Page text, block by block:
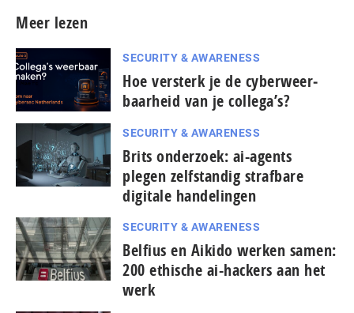
Meer lezen
SECURITY & AWARENESS
Hoe versterk je de cy­ber­weer­
baar­heid van je collega’s?
SECURITY & AWARENESS
Brits onderzoek: ai-agents
plegen zelfstandig strafbare
digitale handelingen
SECURITY & AWARENESS
Belfius en Aikido werken samen:
200 ethische ai-hackers aan het
werk